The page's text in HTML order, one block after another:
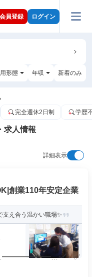
会員登録 ログイン
形態 年収 新着のみ
完全週休2日制 学歴
求人情報
詳細表示
創業110年安定企業
支え合う温かい職場✨
‥…━━━━━━━…‥・ ✅